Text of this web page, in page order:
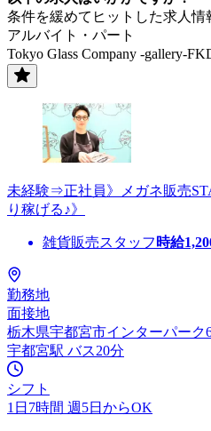
条件を緩めてヒットした求人情
アルバイト・パート
Tokyo Glass Company -gallery-
未経験⇒正社員》メガネ販売
り稼げる♪》
雑貨販売スタッフ 時給
勤務地
面接地
栃木県宇都宮市インターパーク
宇都宮駅 バス20分
シフト
1日7時間 週5日からOK